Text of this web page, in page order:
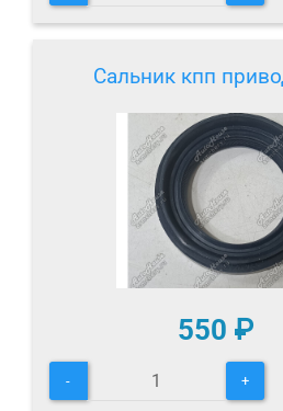
Сальник кпп
550 ₽
- +